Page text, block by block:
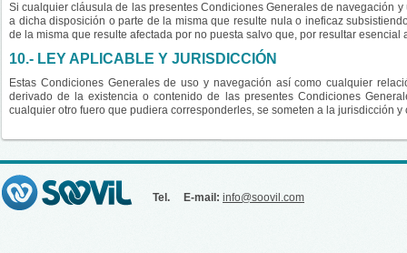
Si cualquier cláusula de las presentes Condiciones Generales de navegación
a dicha disposición o parte de la misma que resulte nula o ineficaz
de la misma que resulte afectada por no puesta salvo que, por resultar
10.- LEY APLICABLE Y JURISDICCIÓN
Estas Condiciones Generales de uso y navegación así como cualquier
derivado de la existencia o contenido de las presentes Condiciones
cualquier otro fuero que pudiera corresponderles, se someten a la jurisdicción
Tel. E-mail: info@soovil.com